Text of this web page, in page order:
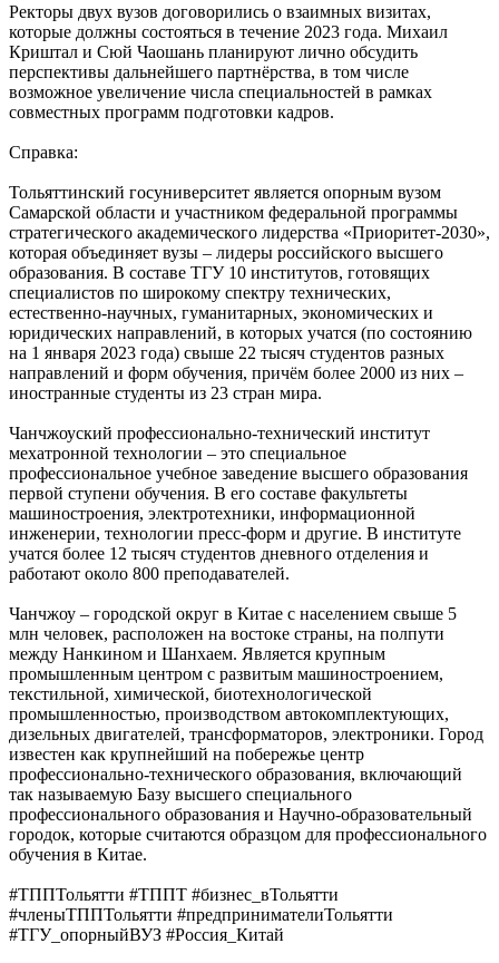
Ректоры двух вузов договорились о взаимных визитах,
которые должны состояться в течение 2023 года. Михаил
Криштал и Сюй Чаошань планируют лично обсудить
перспективы дальнейшего партнёрства, в том числе
возможное увеличение числа специальностей в рамках
совместных программ подготовки кадров.
Справка:
Тольяттинский госуниверситет является опорным вузом
Самарской области и участником федеральной программы
стратегического академического лидерства «Приоритет-2030»,
которая объединяет вузы – лидеры российского высшего
образования. В составе ТГУ 10 институтов, готовящих
специалистов по широкому спектру технических,
естественно-научных, гуманитарных, экономических и
юридических направлений, в которых учатся (по состоянию
на 1 января 2023 года) свыше 22 тысяч студентов разных
направлений и форм обучения, причём более 2000 из них –
иностранные студенты из 23 стран мира.
Чанчжоуский профессионально-технический институт
мехатронной технологии – это специальное
профессиональное учебное заведение высшего образования
первой ступени обучения. В его составе факультеты
машиностроения, электротехники, информационной
инженерии, технологии пресс-форм и другие. В институте
учатся более 12 тысяч студентов дневного отделения и
работают около 800 преподавателей.
Чанчжоу – городской округ в Китае с населением свыше 5
млн человек, расположен на востоке страны, на полпути
между Нанкином и Шанхаем. Является крупным
промышленным центром с развитым машиностроением,
текстильной, химической, биотехнологической
промышленностью, производством автокомплектующих,
дизельных двигателей, трансформаторов, электроники. Город
известен как крупнейший на побережье центр
профессионально-технического образования, включающий
так называемую Базу высшего специального
профессионального образования и Научно-образовательный
городок, которые считаются образцом для профессионального
обучения в Китае.
#ТППТольятти #ТППТ #бизнес_вТольятти
#членыТППТольятти #предпринимателиТольятти
#ТГУ_опорныйВУЗ #Россия_Китай